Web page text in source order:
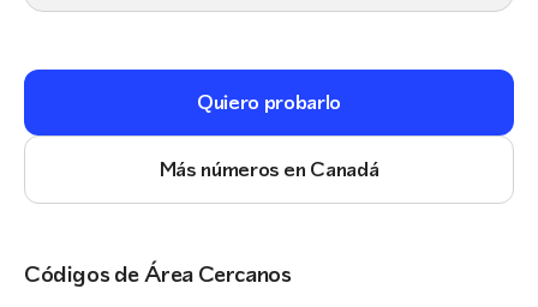
Quiero probarlo
Más números en Canadá
Códigos de Área Cercanos